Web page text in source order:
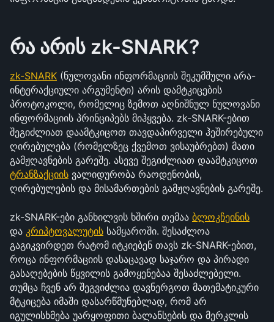
რა არის zk-SNARK?
zk-SNARK (ნულოვანი ინფორმაციის შეკუმშული არა-
ინტერაქციული არგუმენტი) არის დამტკიცების
პროტოკოლი, რომელიც ზემოთ აღნიშნულ ნულოვანი
ინფორმაციის პრინციპებს მიჰყვება. zk-SNARK-ებით
შეგიძლიათ დაამტკიცოთ თავდაპირველი ჰეშირებული
ღირებულება (რომელზეც ქვემოთ ვისაუბრებთ) მათი
ტრანზაქციის ვალიდურობა რაოდენობის,
ღირებულების და მისამართების გამჟღავნების გარეშე.
zk-SNARK-ები განხილვის ხშირი თემაა ბლოკჩეინის
და კრიპტოვალუტის სამყაროში. შესაძლოა
გაგიკვირდეთ რატომ იტკიებენ თავს zk-SNARK-ებით,
როცა ინფორმაციის დასაცავად საჯარო და პირადი
გასაღებების წყვილის გამოყენებაა შესაძლებელი.
თუმცა ჩვენ არ შეგვიძლია დავნერგოთ მათემატიკური
მტკიცება იმაში დასარწმუნებლად, რომ არ
იგულისხმება უარყოფითი ბალანსების და მერკლის